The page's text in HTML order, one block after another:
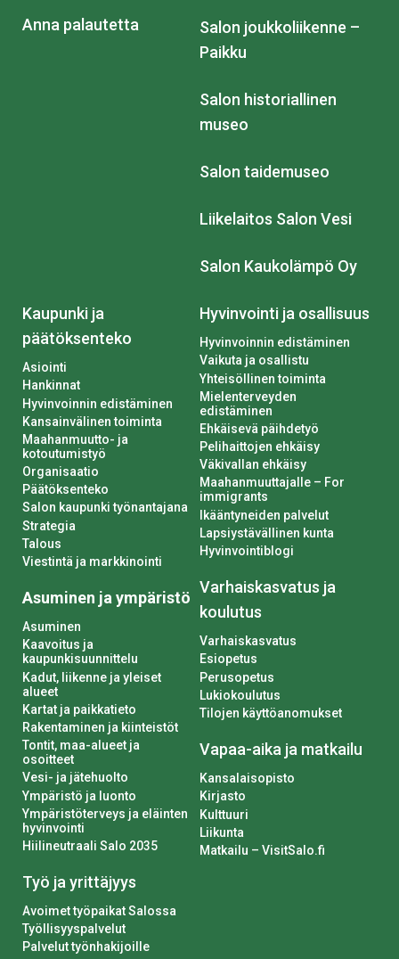
Anna palautetta
Salon joukkoliikenne –
Paikku
Salon historiallinen
museo
Salon taidemuseo
Liikelaitos Salon Vesi
Salon Kaukolämpö Oy
Kaupunki ja
päätöksenteko
Asiointi
Hankinnat
Hyvinvoinnin edistäminen
Kansainvälinen toiminta
Maahanmuutto- ja
kotoutumistyö
Organisaatio
Päätöksenteko
Salon kaupunki työnantajana
Strategia
Talous
Viestintä ja markkinointi
Asuminen ja ympäristö
Asuminen
Kaavoitus ja
kaupunkisuunnittelu
Kadut, liikenne ja yleiset
alueet
Kartat ja paikkatieto
Rakentaminen ja kiinteistöt
Tontit, maa-alueet ja
osoitteet
Vesi- ja jätehuolto
Ympäristö ja luonto
Ympäristöterveys ja eläinten
hyvinvointi
Hiilineutraali Salo 2035
Työ ja yrittäjyys
Avoimet työpaikat Salossa
Työllisyyspalvelut
Palvelut työnhakijoille
Hyvinvointi ja osallisuus
Hyvinvoinnin edistäminen
Vaikuta ja osallistu
Yhteisöllinen toiminta
Mielenterveyden
edistäminen
Ehkäisevä päihdetyö
Pelihaittojen ehkäisy
Väkivallan ehkäisy
Maahanmuuttajalle – For
immigrants
Ikääntyneiden palvelut
Lapsiystävällinen kunta
Hyvinvointiblogi
Varhaiskasvatus ja
koulutus
Varhaiskasvatus
Esiopetus
Perusopetus
Lukiokoulutus
Tilojen käyttöanomukset
Vapaa-aika ja matkailu
Kansalaisopisto
Kirjasto
Kulttuuri
Liikunta
Matkailu – VisitSalo.fi